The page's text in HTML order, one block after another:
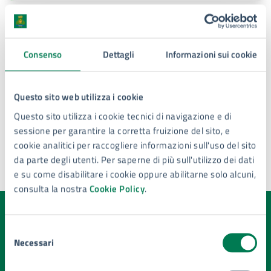
Consenso Dettagli Informazioni sui cookie
Questo sito web utilizza i cookie
Questo sito utilizza i cookie tecnici di navigazione e di
sessione per garantire la corretta fruizione del sito, e
cookie analitici per raccogliere informazioni sull'uso del sito
da parte degli utenti. Per saperne di più sull'utilizzo dei dati
e su come disabilitare i cookie oppure abilitarne solo alcuni,
consulta la nostraCookie Policy.
delNecessari
Ulteriori informazioni
Deliberazione del Consiglio Comunale n. 61 del
27.07.2023
Partito Politico
Capogruppo - Ho scelto Siracusa
Ultimo aggiornamento:13/10/2025, 12:10
pagina?